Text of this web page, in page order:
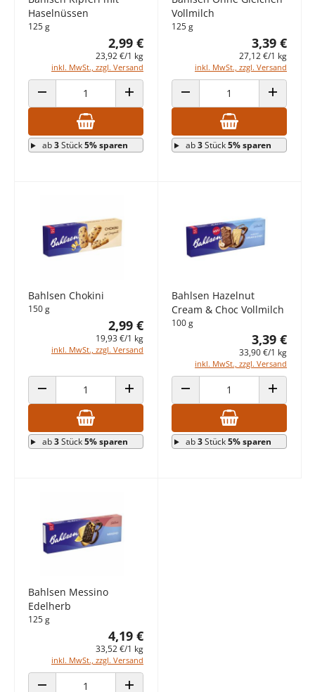
Haselnüssen
125 g
2,99 €
23,92 €/1 kg
inkl. MwSt., zzgl. Versand
ANZAHL VERRINGERN ANZAHL ERHÖHEN
ab3Stück5% sparen
Vollmilch
125 g
3,39 €
27,12 €/1 kg
inkl. MwSt., zzgl. Versand
ANZAHL VERRINGERN ANZAHL
ab3Stück5% sparen
Bahlsen Chokini
150 g
2,99 €
19,93 €/1 kg
inkl. MwSt., zzgl. Versand
ANZAHL VERRINGERN ANZAHL ERHÖHEN
ab3Stück5% sparen
Bahlsen Hazelnut
Cream & Choc Vollmilch
100 g
3,39 €
33,90 €/1 kg
inkl. MwSt., zzgl. Versand
ANZAHL VERRINGERN ANZAHL
ab3Stück5% sparen
Bahlsen Messino
Edelherb
125 g
4,19 €
33,52 €/1 kg
inkl. MwSt., zzgl. Versand